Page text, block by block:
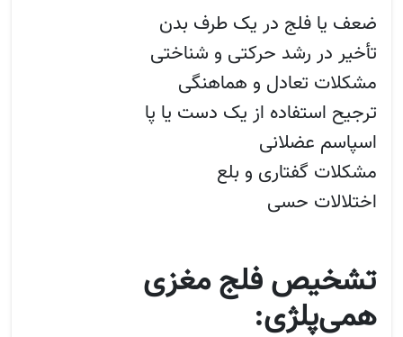
ضعف یا فلج در یک طرف بدن
تأخیر در رشد حرکتی و شناختی
مشکلات تعادل و هماهنگی
ترجیح استفاده از یک دست یا پا
اسپاسم عضلانی
مشکلات گفتاری و بلع
اختلالات حسی
تشخیص فلج مغزی
همی‌پلژی: